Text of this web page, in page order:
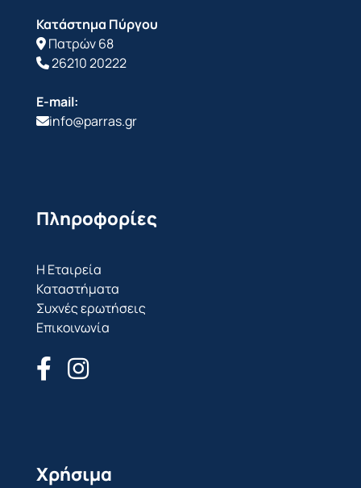
Κατάστημα Πύργου
Πατρών 68
26210 20222
E-mail:
info@parras.gr
Πληροφορίες
Η Εταιρεία
Καταστήματα
Συχνές ερωτήσεις
Επικοινωνία
Χρήσιμα